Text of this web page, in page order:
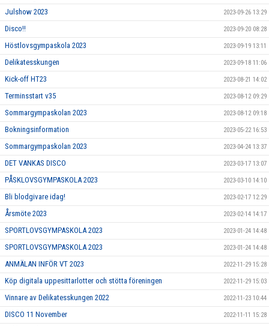
Julshow 2023 2023-09-26 13:29
Disco!! 2023-09-20 08:28
Höstlovsgympaskola 2023 2023-09-19 13:11
Delikatesskungen 2023-09-18 11:06
Kick-off HT23 2023-08-21 14:02
Terminsstart v35 2023-08-12 09:29
Sommargympaskolan 2023 2023-08-12 09:18
Bokningsinformation 2023-05-22 16:53
Sommargympaskolan 2023 2023-04-24 13:37
DET VANKAS DISCO 2023-03-17 13:07
PÅSKLOVSGYMPASKOLA 2023 2023-03-10 14:10
Bli blodgivare idag! 2023-02-17 12:29
Årsmöte 2023 2023-02-14 14:17
SPORTLOVSGYMPASKOLA 2023 2023-01-24 14:48
SPORTLOVSGYMPASKOLA 2023 2023-01-24 14:48
ANMÄLAN INFÖR VT 2023 2022-11-29 15:28
Köp digitala uppesittarlotter och stötta föreningen 2022-11-29 15:03
Vinnare av Delikatesskungen 2022 2022-11-23 10:44
DISCO 11 November 2022-11-11 15:28